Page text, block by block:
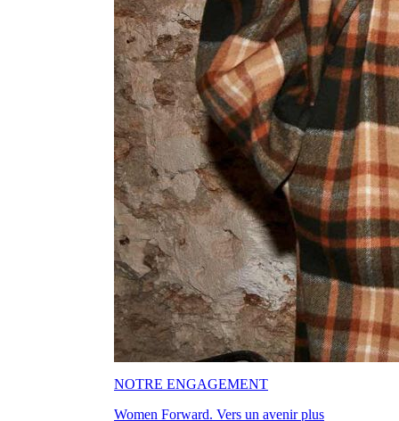
NOTRE ENGAGEMENT
Women Forward. Vers un avenir plus